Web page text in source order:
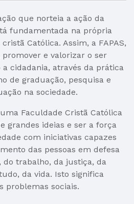
que norteia a ação da
fundamentada na própria
Católica. Assim, a FAPAS,
promover e valorizar o ser
cidadania, através da prática
de graduação, pesquisa e
na sociedade.
Faculdade Cristã Católica
grandes ideias e ser a força
com iniciativas capazes
das pessoas em defesa
do trabalho, da justiça, da
da vida. Isto significa
problemas sociais.